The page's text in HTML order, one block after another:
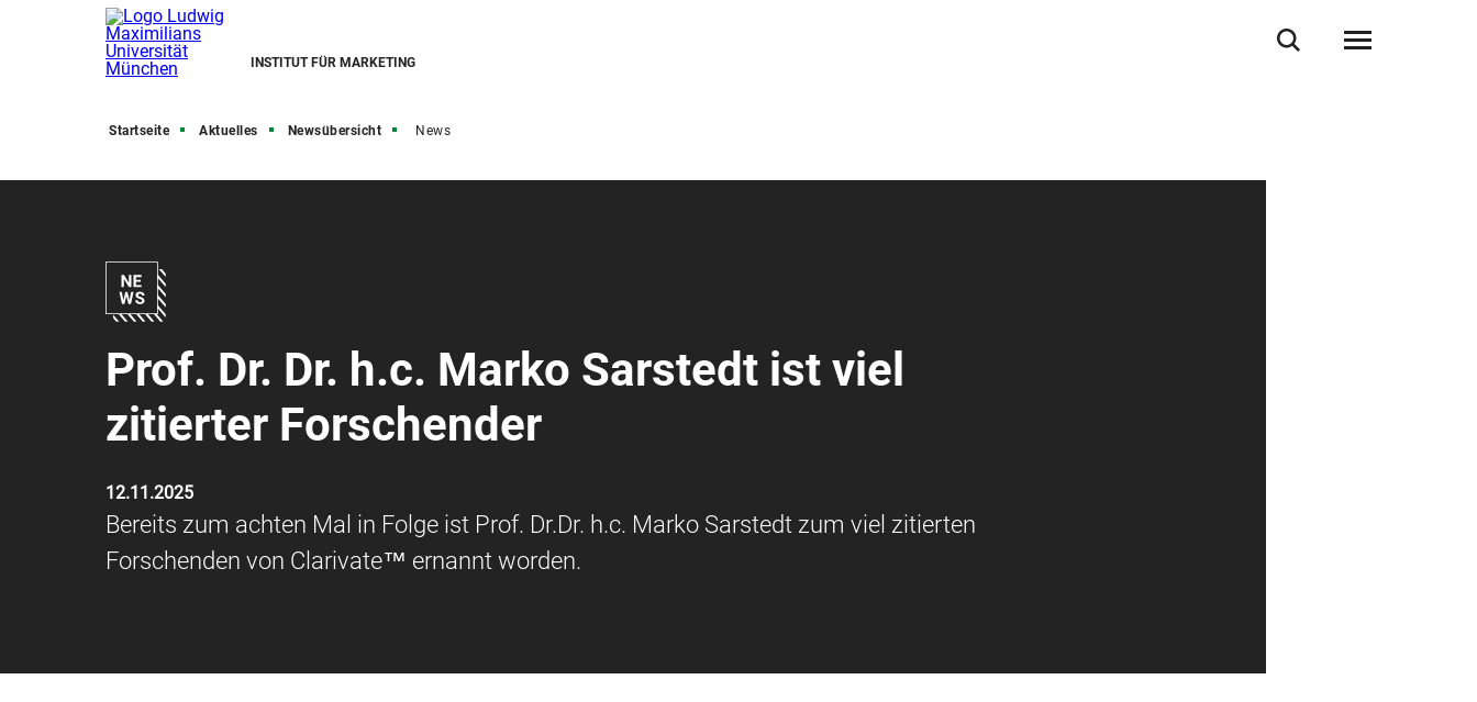
INSTITUT FÜR MARKETING
Startseite Aktuelles Newsübersicht News
Prof. Dr. Dr. h.c. Marko Sarstedt ist viel
zitierter Forschender
12.11.2025
Bereits zum achten Mal in Folge ist Prof. Dr.Dr. h.c. Marko Sarstedt zum viel zitierten
Forschenden von Clarivate™ ernannt worden.